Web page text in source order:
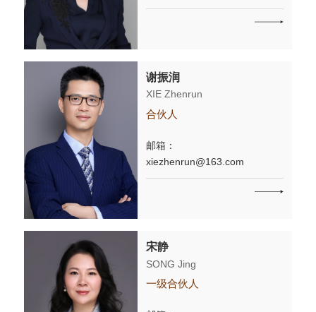
谢振润
XIE Zhenrun
合伙人
邮箱：
xiezhenrun@163.com
宋静
SONG Jing
一级合伙人